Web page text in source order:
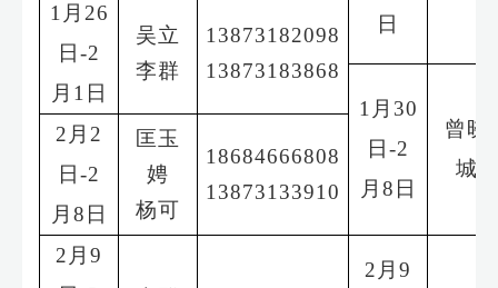
日
1 月 26
日 -2
月 1 日
吴立
李群
13873182098
13873183868
1 月 30
日 -2
月 8 日
曾晓
城
2 月 2
日 -2
月 8 日
匡玉
娉
杨可
18684666808
13873133910
2 月 9
2 月 9